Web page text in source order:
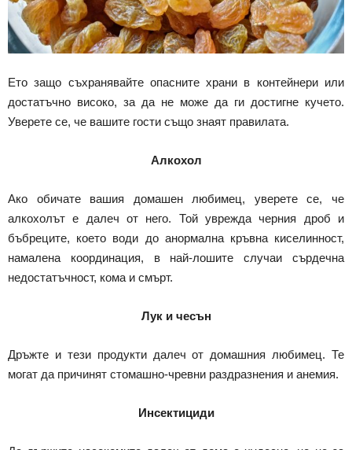
Ето защо съхранявайте опасните храни в контейнери или
достатъчно високо, за да не може да ги достигне кучето.
Уверете се, че вашите гости също знаят правилата.
Алкохол
Ако обичате вашия домашен любимец, уверете се, че
алкохолът е далеч от него. Той уврежда черния дроб и
бъбреците, което води до анормална кръвна киселинност,
намалена координация, в най-лошите случаи сърдечна
недостатъчност, кома и смърт.
Лук и чесън
Дръжте и тези продукти далеч от домашния любимец. Те
могат да причинят стомашно-чревни раздразнения и анемия.
Инсектициди